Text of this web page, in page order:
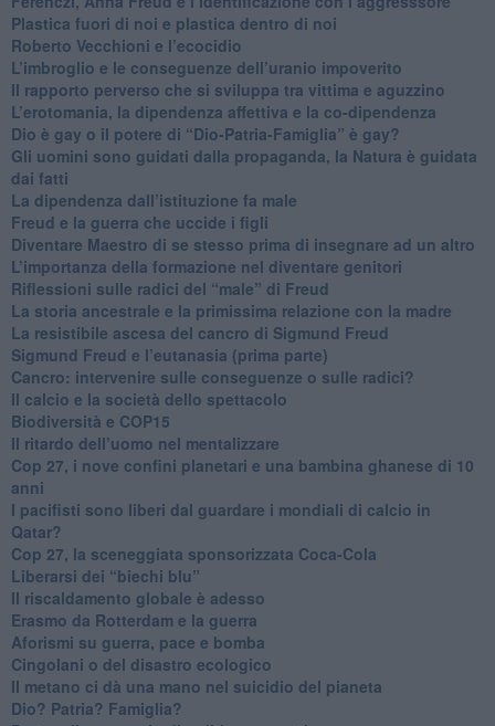
Plastica fuori di noi e plastica dentro di noi
​Roberto Vecchioni e l’ecocidio
​L’imbroglio e le conseguenze dell’uranio impoverito
​Il rapporto perverso che si sviluppa tra vittima e aguzzino
L’erotomania, la dipendenza affettiva e la co-dipendenza
​Dio è gay o il potere di “Dio-Patria-Famiglia” è gay?
​Gli uomini sono guidati dalla propaganda, la Natura è guidata
dai fatti
La dipendenza dall’istituzione fa male
​Freud e la guerra che uccide i figli
​Diventare Maestro di se stesso prima di insegnare ad un altro
L’importanza della formazione nel diventare genitori
Riflessioni sulle radici del “male” di Freud
​La storia ancestrale e la primissima relazione con la madre
​La resistibile ascesa del cancro di Sigmund Freud
Sigmund Freud e l’eutanasia (prima parte)
Cancro: intervenire sulle conseguenze o sulle radici?
​Il calcio e la società dello spettacolo
Biodiversità e COP15
​Il ritardo dell’uomo nel mentalizzare
​Cop 27, i nove confini planetari e una bambina ghanese di 10
anni
​I pacifisti sono liberi dal guardare i mondiali di calcio in
Qatar?
​Cop 27, la sceneggiata sponsorizzata Coca-Cola
​Liberarsi dei “biechi blu”
Il riscaldamento globale è adesso
​Erasmo da Rotterdam e la guerra
​Aforismi su guerra, pace e bomba
Cingolani o del disastro ecologico
​Il metano ci dà una mano nel suicidio del pianeta
​Dio? Patria? Famiglia?